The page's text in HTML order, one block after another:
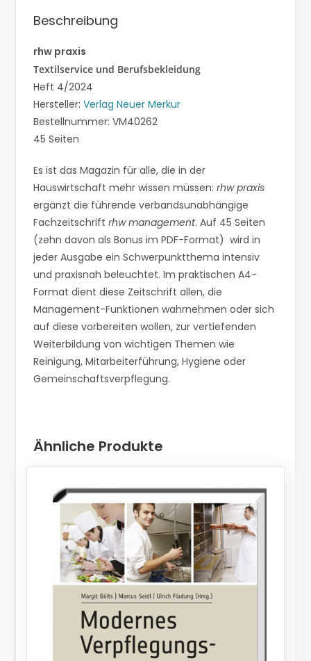
Beschreibung
rhw praxis
Textilservice und Berufsbekleidung
Heft 4/2024
Hersteller:Verlag Neuer Merkur
Bestellnummer: VM40262
45 Seiten
Es ist das Magazin für alle, die in der
Hauswirtschaft mehr wissen müssen:rhw praxis
ergänzt die führende verbandsunabhängige
Fachzeitschriftrhw management. Auf 45 Seiten
(zehn davon als Bonus im PDF-Format) wird in
jeder Ausgabe ein Schwerpunktthema intensiv
und praxisnah beleuchtet. Im praktischen A4-
Format dient diese Zeitschrift allen, die
Management-Funktionen wahrnehmen oder sich
auf diese vorbereiten wollen, zur vertiefenden
Weiterbildung von wichtigen Themen wie
Reinigung, Mitarbeiterführung, Hygiene oder
Gemeinschaftsverpflegung.
Ähnliche Produkte